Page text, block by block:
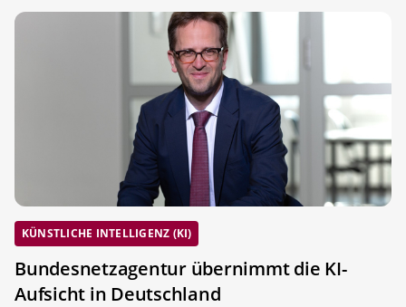
KÜNSTLICHE INTELLIGENZ (KI)
Bundesnetzagentur übernimmt die KI-
Aufsicht in Deutschland